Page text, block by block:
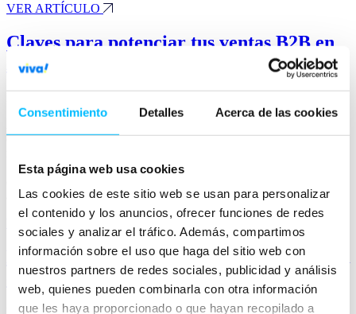
Consentimiento Detalles Acerca de las cookies
Esta página web usa cookies
Las cookies de este sitio web se usan para personalizar
el contenido y los anuncios, ofrecer funciones de redes
sociales y analizar el tráfico. Además, compartimos
información sobre el uso que haga del sitio web con
nuestros partners de redes sociales, publicidad y análisis
web, quienes pueden combinarla con otra información
que les haya proporcionado o que hayan recopilado a
VER ARTÍCULO
Claves para potenciar tus ventas B2B en
Amazon
cosas sobre marketplaces: qué tener en cuenta a la hora de elegir un
Sin embargo, aún no hemos dedicado mucho tiempo a la parte B2B
aprovechar al […]
VER ARTÍCULO
Estrategias clave para destacar en TikTok
en 2024